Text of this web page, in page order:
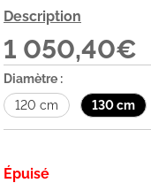
Description
1 050,40€
Diamètre :
120 cm
130 cm
Épuisé